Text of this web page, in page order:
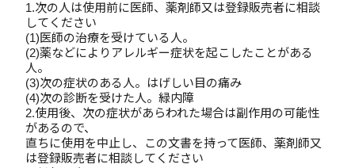
1.次の人は使用前に医師、薬剤師又は登録販売者に相談
してください
(1)医師の治療を受けている人。
(2)薬などによりアレルギー症状を起こしたことがある
人。
(3)次の症状のある人。はげしい目の痛み
(4)次の診断を受けた人。緑内障
2.使用後、次の症状があらわれた場合は副作用の可能性
があるので、
直ちに使用を中止し、この文書を持って医師、薬剤師又
は登録販売者に相談してください